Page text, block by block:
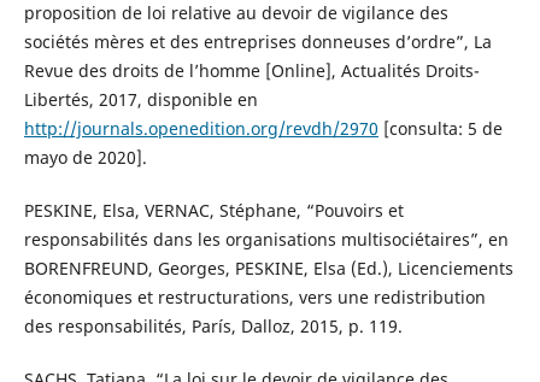
proposition de loi relative au devoir de vigilance des
sociétés mères et des entreprises donneuses d’ordre”, La
Revue des droits de l’homme [Online], Actualités Droits-
Libertés, 2017, disponible en
http://journals.openedition.org/revdh/2970 [consulta: 5 de
mayo de 2020].
PESKINE, Elsa, VERNAC, Stéphane, “Pouvoirs et
responsabilités dans les organisations multisociétaires”, en
BORENFREUND, Georges, PESKINE, Elsa (Ed.), Licenciements
économiques et restructurations, vers une redistribution
des responsabilités, París, Dalloz, 2015, p. 119.